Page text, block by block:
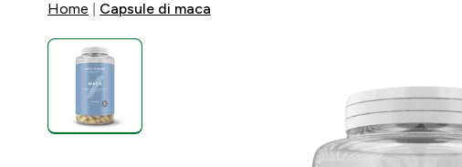
Home Capsule di maca